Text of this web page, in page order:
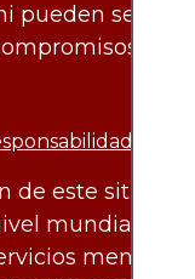
pueden servir
de
de este sitio
mundial. Sin